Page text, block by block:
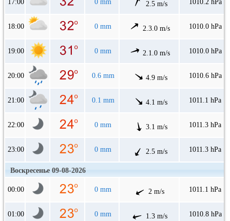
17:00 0 mm 2.5 m/s 1010.2 hPa
18:00 0 mm 2.3.0 m/s 1010.0 hPa
19:00 0 mm 2.1.0 m/s 1010.0 hPa
20:00 0.6 mm 4.9 m/s 1010.6 hPa
21:00 0.1 mm 4.1 m/s 1011.1 hPa
22:00 0 mm 3.1 m/s 1011.3 hPa
23:00 0 mm 2.5 m/s 1011.3 hPa
Воскресенье 09-08-2026
00:00 0 mm 2 m/s 1011.1 hPa
01:00 0 mm 1.3 m/s 1010.8 hPa